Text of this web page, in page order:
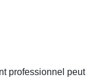
professionnel peut